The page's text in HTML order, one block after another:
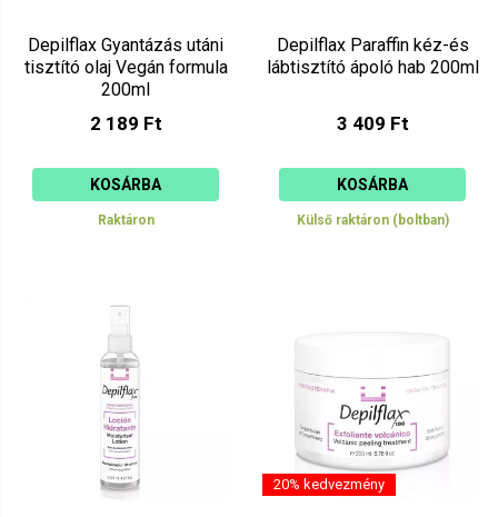
Depilflax Gyantázás utáni
tisztító olaj Vegán formula
200ml
2 189 Ft
KOSÁRBA
Raktáron
Depilflax Paraffin kéz-és
lábtisztító ápoló hab 200ml
3 409 Ft
KOSÁRBA
Külső raktáron (boltban)
20% kedvezmény